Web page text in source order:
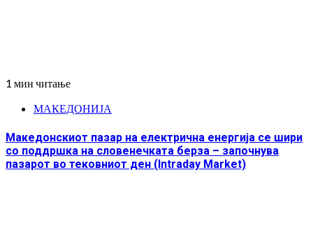
1 мин читање
МАКЕДОНИЈА
Македонскиот пазар на електрична енергија се шири
со поддршка на словенечката берза – започнува
пазарот во тековниот ден (Intraday Market)